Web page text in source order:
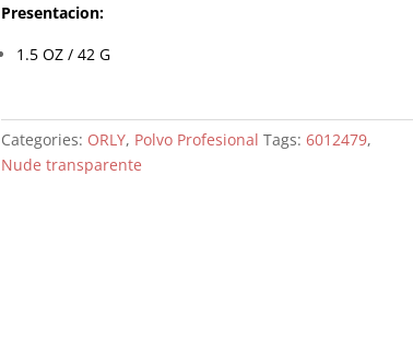
Presentacion:
1.5 OZ / 42 G
Categories: ORLY, Polvo Profesional Tags:6012479,
Nude transparente